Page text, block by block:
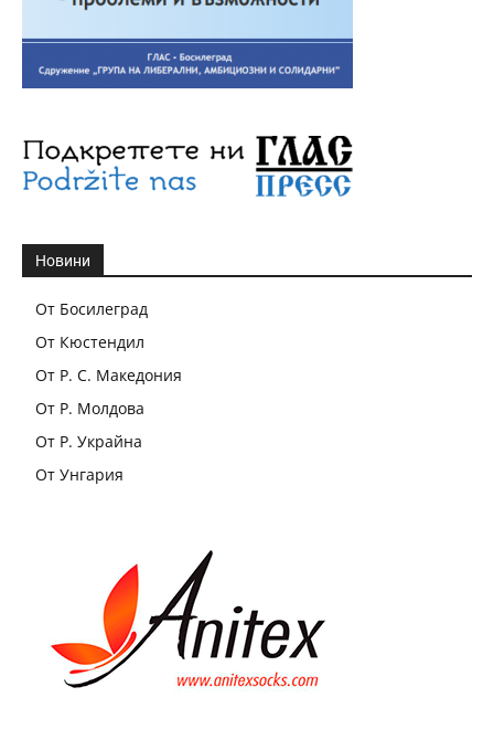
Новини
От Босилеград
От Кюстендил
От Р. С. Македония
От Р. Молдова
От Р. Украйна
От Унгария